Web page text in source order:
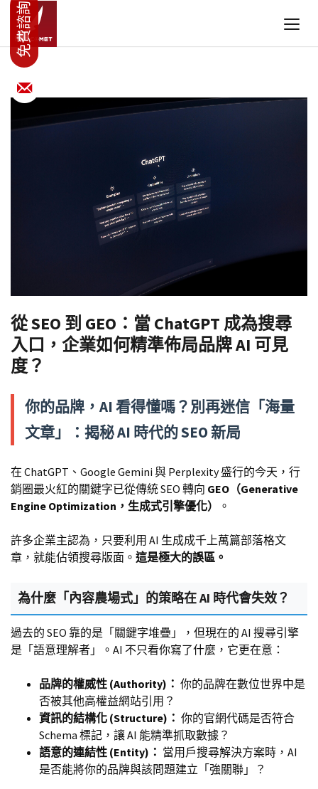
從 SEO 到 GEO：當 ChatGPT 成為搜尋
入口，企業如何精準佈局品牌 AI 可見
度？
你的品牌，AI 看得懂嗎？別再迷信「海量
文章」：揭秘 AI 時代的 SEO 新局
在 ChatGPT、Google Gemini 與 Perplexity 盛行的今天，行
銷圈最火紅的關鍵字已從傳統 SEO 轉向 GEO（Generative
Engine Optimization，生成式引擎優化）
。
許多企業主認為，只要利用 AI 生成成千上萬篇部落格文
章，就能佔領搜尋版面。 這是極大的誤區。
為什麼「內容農場式」的策略在 AI 時代會失效？
過去的 SEO 靠的是「關鍵字堆疊」，但現在的 AI 搜尋引擎
是「語意理解者」。AI 不只看你寫了什麼，它更在意：
品牌的權威性 (Authority)： 你的品牌在數位世界中是
否被其他高權益網站引用？
資訊的結構化 (Structure)： 你的官網代碼是否符合
Schema 標記，讓 AI 能精準抓取數據？
語意的連結性 (Entity)： 當用戶搜尋解決方案時，AI
是否能將你的品牌與該問題建立「強關聯」？